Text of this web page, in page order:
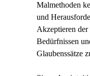
Malmethoden
und
Akzeptieren der
Bedürfnissen
Glaubenssätze